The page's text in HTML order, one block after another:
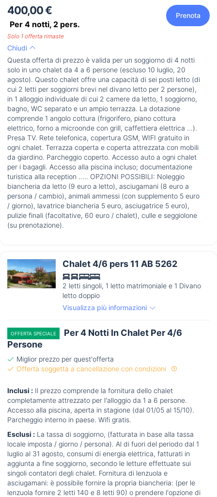
400,00 €
Per 4 notti, 2 pers.
Prenota
Solo 1 offerta rimaste
Chiudi
Questa offerta di prezzo è valida per un soggiorno di 4 notti
solo in uno chalet da 4 a 6 persone (escluso 10 luglio, 20
agosto). Questo chalet offre una capacità di sei posti letto (di
cui 2 letti per soggiorni brevi nel divano letto per 2 persone),
in 1 alloggio individuale di cui 2 camere da letto, 1 soggiorno,
bagno, WC separato e un ampio terrazza. La dotazione
comprende 1 angolo cottura (frigorifero, piano cottura
elettrico, forno a microonde con grill, caffettiera elettrica ...).
Presa TV. Rete telefonica, copertura GSM, WIFI gratuito in
ogni chalet. Terrazza coperta e coperta attrezzata con mobili
da giardino. Parcheggio coperto. Accesso auto a ogni chalet
per i bagagli. Accesso alla piscina incluso; documentazione
turistica alla reception ..... OPZIONI POSSIBILI: Noleggio
biancheria da letto (9 euro a letto), asciugamani (8 euro a
persona / cambio), animali ammessi (con supplemento 5 euro
/ giorno), lavatrice biancheria 5 euro, asciugatrice 5 euro),
pulizie finali (facoltative, 60 euro / chalet), culle e seggiolone
(su prenotazione).
Chalet 4/6 pers 11 AB 5262
2 letti singoli, 1 letto matrimoniale e 1 Divano
letto doppio
Visualizza più informazioni
OFFERTA SPECIALE
Per 4 Notti In Chalet Per 4/6
Persone
Miglior prezzo per quest'offerta
Offerta soggetta a cancellazione con condizioni
Inclusi : Il prezzo comprende la fornitura dello chalet
completamente attrezzato per l'alloggio da 1 a 6 persone.
Accesso alla piscina, aperta in stagione (dal 01/05 al 15/10).
Parcheggio interno in paese. Wifi gratis.
Esclusi : La tassa di soggiorno, (fatturata in base alla tassa
locale imposta / giorno / persona). Al di fuori del periodo dal 1
luglio al 31 agosto, consumi di energia elettrica, fatturati in
aggiunta a fine soggiorno, secondo le letture effettuate sui
singoli contatori degli chalet. Fornitura di lenzuola e
asciugamani: è possibile fornire la propria biancheria: (per le
lenzuola fornire 2 letti 140 e 8 letti 90) o prendere l'opzione di